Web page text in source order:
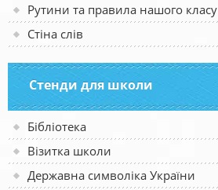
Рутини та правила нашого класу
Стіна слів
Стенди для школи
Бібліотека
Візитка школи
Державна символіка України